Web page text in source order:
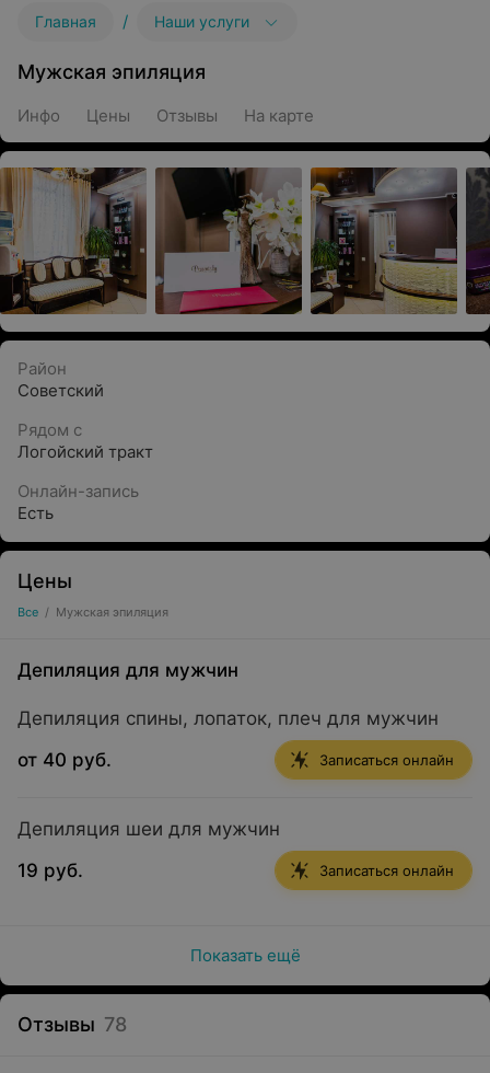
Главная / Наши услуги
Мужская эпиляция
Инфо Цены Отзывы На карте
Район
Советский
Рядом с
Логойский тракт
Онлайн-запись
Есть
Цены
Все / Мужская эпиляция
Депиляция для мужчин
Депиляция спины, лопаток, плеч для мужчин
от 40 руб.
Записаться онлайн
Депиляция шеи для мужчин
19 руб.
Записаться онлайн
Показать ещё
Отзывы 78